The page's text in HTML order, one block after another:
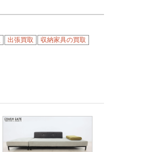
出張買取
収納家具の買取